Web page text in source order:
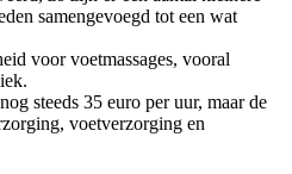
samengevoegd tot een wat
voor voetmassages, vooral
steeds 35 euro per uur, maar de
voetverzorging en